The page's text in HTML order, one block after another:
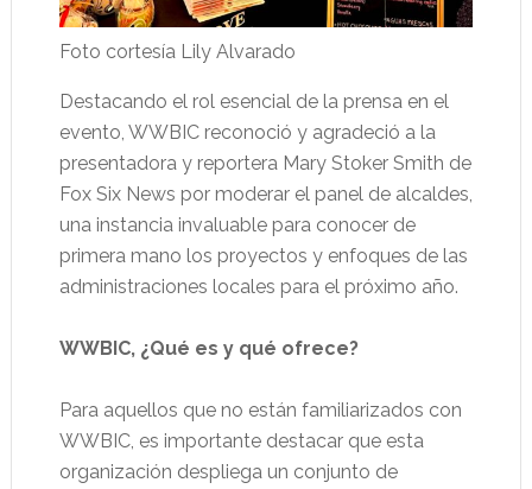
Foto cortesía Lily Alvarado
Destacando el rol esencial de la prensa en el
evento, WWBIC reconoció y agradeció a la
presentadora y reportera Mary Stoker Smith de
Fox Six News por moderar el panel de alcaldes,
una instancia invaluable para conocer de
primera mano los proyectos y enfoques de las
administraciones locales para el próximo año.
WWBIC, ¿Qué es y qué ofrece?
Para aquellos que no están familiarizados con
WWBIC, es importante destacar que esta
organización despliega un conjunto de